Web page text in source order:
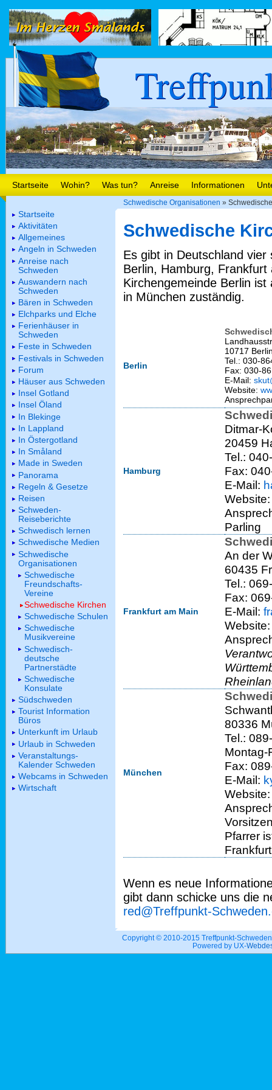
Startseite Wohin? Was tun? Anreise Informationen
Schwedische Organisationen »
Schwedische
Es gibt in Deutschland
Berlin, Hamburg,
Kirchengemeinde Berlin
in München zuständig.
Berlin
10717
Tel.: 030-
Fax: 030-
E-Mail:
Website:
Hamburg
Ditmar-
20459
Tel.:
Fax:
E-Mail:
Parling
Frankfurt am Main
An der
60435
Tel.:
Fax:
E-Mail:
München
80336
Tel.:
Montag-
Fax:
E-Mail:
Pfarrer
Wenn es neue
gibt dann schicke uns die
red@Treffpunkt-
Startseite
Aktivitäten
Allgemeines
Angeln in Schweden
Anreise nach
Schweden
Auswandern nach
Schweden
Bären in Schweden
Elchparks und Elche
Ferienhäuser in
Schweden
Feste in Schweden
Festivals in Schweden
Forum
Häuser aus Schweden
Insel Gotland
Insel Öland
In Blekinge
In Lappland
In Östergotland
In Småland
Made in Sweden
Panorama
Regeln & Gesetze
Reisen
Schweden-
Reiseberichte
Schwedisch lernen
Schwedische Medien
Schwedische
Organisationen
Schwedische
Freundschafts-
Vereine
Schwedische Kirchen
Schwedische Schulen
Schwedische
Musikvereine
Schwedisch-
deutsche
Partnerstädte
Schwedische
Konsulate
Südschweden
Tourist Information
Büros
Unterkunft im Urlaub
Urlaub in Schweden
Veranstaltungs-
Kalender Schweden
Webcams in Schweden
Wirtschaft
Copyright © 2010-2015 Treffpunkt-
Powered by UX-